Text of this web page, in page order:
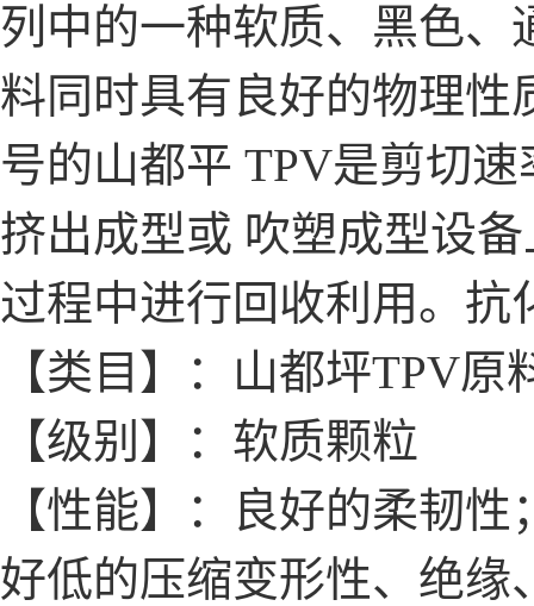
列中的一种软质、黑色、
料同时具有良好的物理性
号的山都平 TPV是剪切
挤出成型或 吹塑成型设
过程中进行回收利用。抗
【类目】：山都坪TPV原
【级别】：软质颗粒
【性能】：良好的柔韧
好低的压缩变形性、绝缘